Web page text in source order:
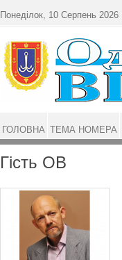
Гість ОВ
Понеділок, 10 Серпень 2026
ГОЛОВНА ТЕМА НОМЕРА